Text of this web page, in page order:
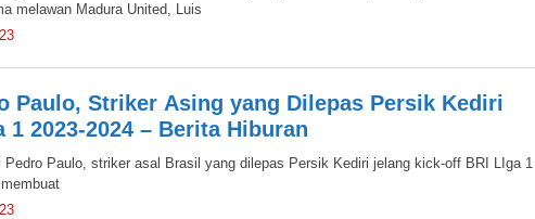
melawan Madura United, Luis
Paulo, Striker Asing yang Dilepas Persik Kediri
1 2023-2024 – Berita Hiburan
Pedro Paulo, striker asal Brasil yang dilepas Persik Kediri jelang kick-off BRI LIga 1